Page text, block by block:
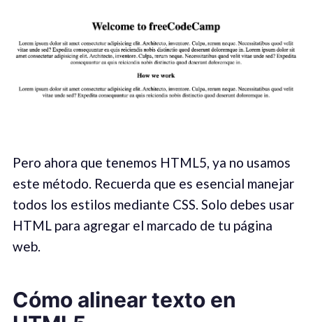
Pero ahora que tenemos HTML5, ya no usamos
este método. Recuerda que es esencial manejar
todos los estilos mediante CSS. Solo debes usar
HTML para agregar el marcado de tu página
web.
Cómo alinear texto en